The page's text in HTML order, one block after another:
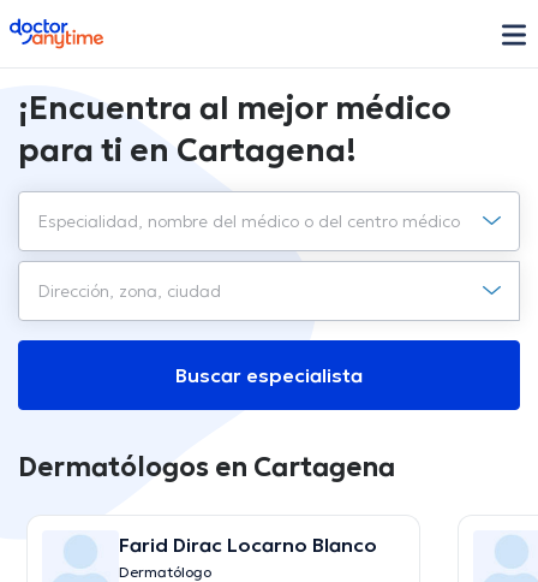
doctoranytime
¡Encuentra al mejor médico
para ti en Cartagena!
Buscar especialista
Dermatólogos en Cartagena
Farid Dirac Locarno Blanco
Dermatólogo